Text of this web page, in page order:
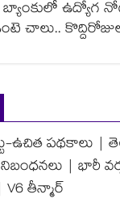
ఉద్యోగ
చాలు..
ఉచిత పథకాలు |
| భారీ
తీన్మార్